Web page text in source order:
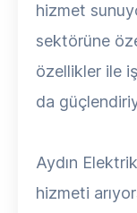
hizmet
sektörüne
özellikler ile
da
Aydın
hizmeti